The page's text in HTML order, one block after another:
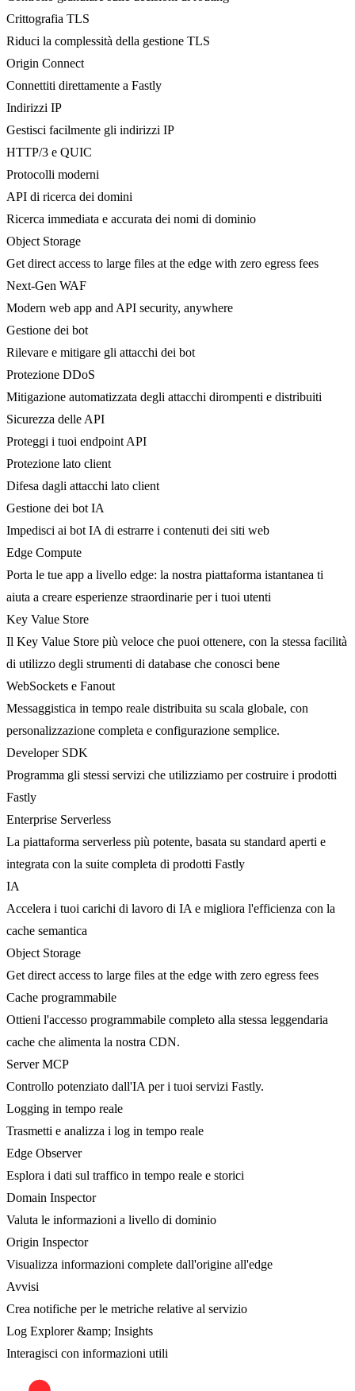
Crittografia TLS
Riduci la complessità della gestione TLS
Origin Connect
Connettiti direttamente a Fastly
Indirizzi IP
Gestisci facilmente gli indirizzi IP
HTTP/3 e QUIC
Protocolli moderni
API di ricerca dei domini
Ricerca immediata e accurata dei nomi di dominio
Object Storage
Get direct access to large files at the edge with zero egress fees
Next-Gen WAF
Modern web app and API security, anywhere
Gestione dei bot
Rilevare e mitigare gli attacchi dei bot
Protezione DDoS
Mitigazione automatizzata degli attacchi dirompenti e distribuiti
Sicurezza delle API
Proteggi i tuoi endpoint API
Protezione lato client
Difesa dagli attacchi lato client
Gestione dei bot IA
Impedisci ai bot IA di estrarre i contenuti dei siti web
Edge Compute
Porta le tue app a livello edge: la nostra piattaforma istantanea ti
aiuta a creare esperienze straordinarie per i tuoi utenti
Key Value Store
Il Key Value Store più veloce che puoi ottenere, con la stessa facilità
di utilizzo degli strumenti di database che conosci bene
WebSockets e Fanout
Messaggistica in tempo reale distribuita su scala globale, con
personalizzazione completa e configurazione semplice.
Developer SDK
Programma gli stessi servizi che utilizziamo per costruire i prodotti
Fastly
Enterprise Serverless
La piattaforma serverless più potente, basata su standard aperti e
integrata con la suite completa di prodotti Fastly
IA
Accelera i tuoi carichi di lavoro di IA e migliora l'efficienza con la
cache semantica
Object Storage
Get direct access to large files at the edge with zero egress fees
Cache programmabile
Ottieni l'accesso programmabile completo alla stessa leggendaria
cache che alimenta la nostra CDN.
Server MCP
Controllo potenziato dall'IA per i tuoi servizi Fastly.
Logging in tempo reale
Trasmetti e analizza i log in tempo reale
Edge Observer
Esplora i dati sul traffico in tempo reale e storici
Domain Inspector
Valuta le informazioni a livello di dominio
Origin Inspector
Visualizza informazioni complete dall'origine all'edge
Avvisi
Crea notifiche per le metriche relative al servizio
Log Explorer &amp; Insights
Interagisci con informazioni utili